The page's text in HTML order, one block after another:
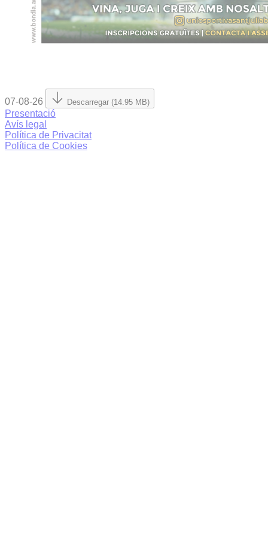
07-08-26 Descarregar (14.95 MB)
Presentació
Avís legal
Política de Privacitat
Política de Cookies